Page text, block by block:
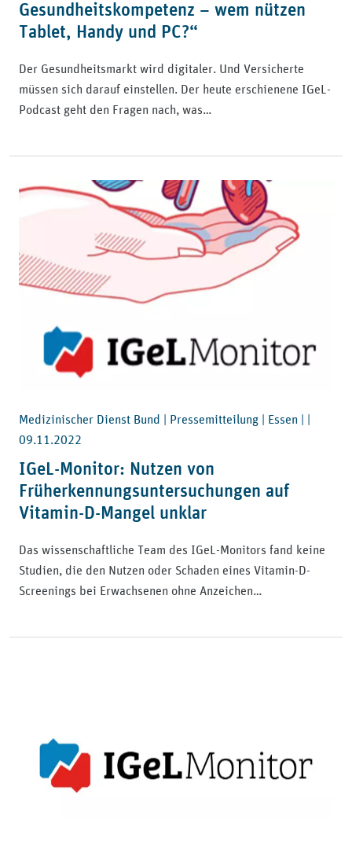
Gesundheitskompetenz – wem nützen
Tablet, Handy und PC?“
Der Gesundheitsmarkt wird digitaler. Und Versicherte
müssen sich darauf einstellen. Der heute erschienene IGeL-
Podcast geht den Fragen nach, was…
Medizinischer Dienst Bund | Pressemitteilung | Essen | |
09.11.2022
IGeL-Monitor: Nutzen von
Früherkennungsuntersuchungen auf
Vitamin-D-Mangel unklar
Das wissenschaftliche Team des IGeL-Monitors fand keine
Studien, die den Nutzen oder Schaden eines Vitamin-D-
Screenings bei Erwachsenen ohne Anzeichen…